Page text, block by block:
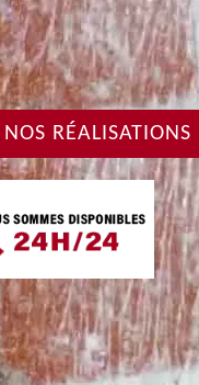
RÉALISATIONS